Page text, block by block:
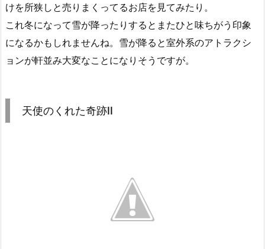
けを所狭しと売りまくってるお店を見てみたり。
これ冬になって雪が降ったりするとまたひと味ちがう印象
になるかもしれませんね。雪が降ると室外系のアトラクシ
ョンが軒並み大変なことになりそうですが。
天使のくれた奇跡II